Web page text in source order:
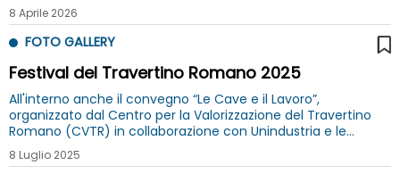
8 Aprile 2026
FOTO GALLERY
Festival del Travertino Romano 2025
All'interno anche il convegno “Le Cave e il Lavoro”,
organizzato dal Centro per la Valorizzazione del Travertino
Romano (CVTR) in collaborazione con Unindustria e le
aziende estrattive del territorio. Con il patrocinio di
Unindustria
8 Luglio 2025